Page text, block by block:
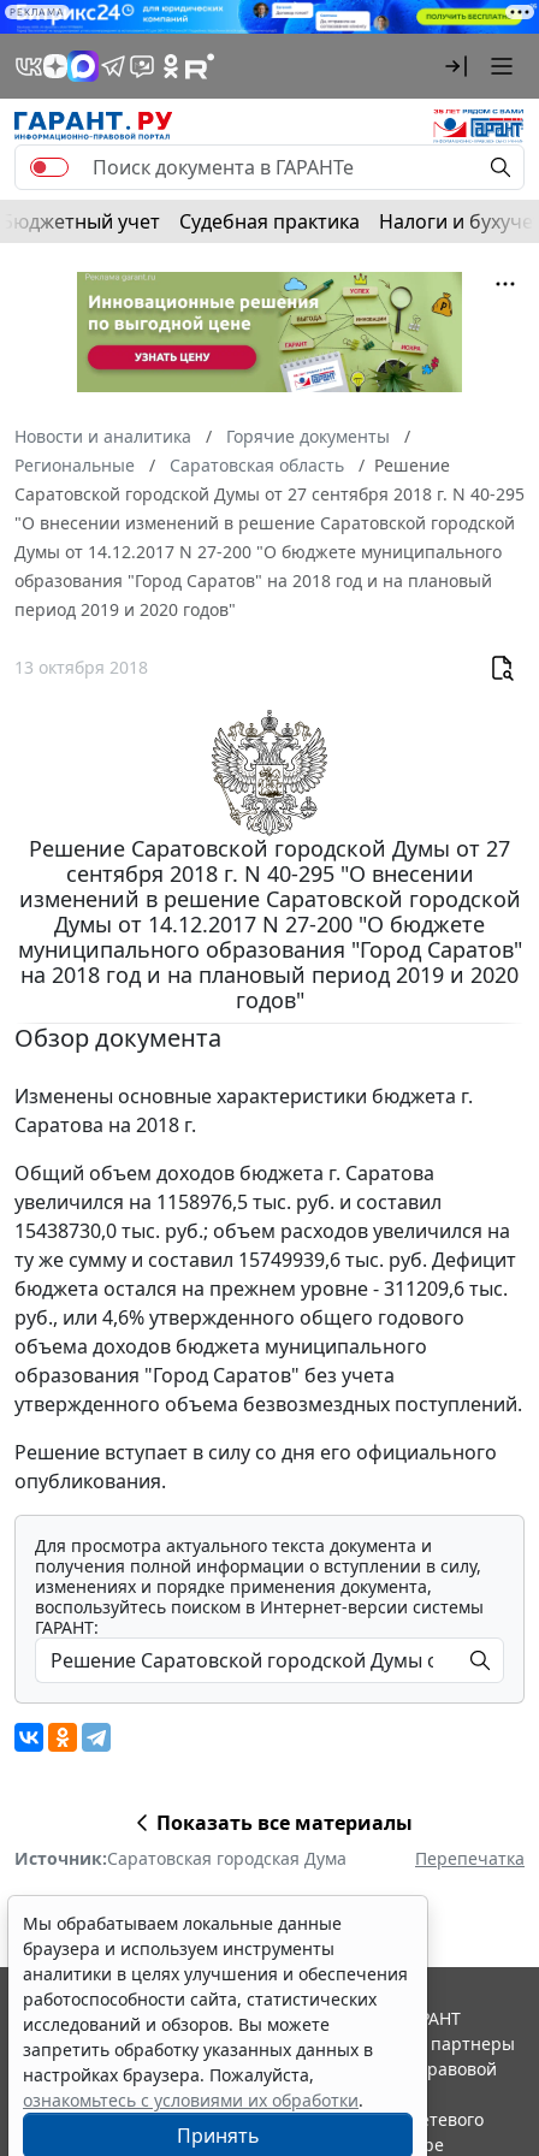
РЕКЛАМА
Бюджетный учет Судебная практика Налоги и
Новости и аналитика
Горячие документы
Региональные
Саратовская область
Решение
Саратовской городской Думы от 27 сентября 2018 г. N 40-295
"О внесении изменений в решение Саратовской городской
Думы от 14.12.2017 N 27-200 "О бюджете муниципального
образования "Город Саратов" на 2018 год и на плановый
период 2019 и 2020 годов"
13 октября 2018
Решение Саратовской городской Думы от 27
сентября 2018 г. N 40-295 "О внесении
изменений в решение Саратовской городской
Думы от 14.12.2017 N 27-200 "О бюджете
муниципального образования "Город Саратов"
на 2018 год и на плановый период 2019 и 2020
годов"
Обзор документа
Изменены основные характеристики бюджета г.
Саратова на 2018 г.
Общий объем доходов бюджета г. Саратова
увеличился на 1158976,5 тыс. руб. и составил
15438730,0 тыс. руб.; объем расходов увеличился на
ту же сумму и составил 15749939,6 тыс. руб. Дефицит
бюджета остался на прежнем уровне - 311209,6 тыс.
руб., или 4,6% утвержденного общего годового
объема доходов бюджета муниципального
образования "Город Саратов" без учета
утвержденного объема безвозмездных поступлений.
Решение вступает в силу со дня его официального
опубликования.
Для просмотра актуального текста документа и
получения полной информации о вступлении в силу,
изменениях и порядке применения документа,
воспользуйтесь поиском в Интернет-версии системы
ГАРАНТ:
Показать все материалы
Источник:Саратовская городская Дума Перепечатка
Мы обрабатываем локальные данные
браузера и используем инструменты
аналитики в целях улучшения и обеспечения
работоспособности сайта, статистических
исследований и обзоров. Вы можете
запретить обработку указанных данных в
настройках браузера. Пожалуйста,
ознакомьтесь с условиями их обработки.
Принять
© ООО "НПП "ГАРАНТ-СЕРВИС", 2026. Система ГАРАНТ
выпускается с 1990 года. Компания "Гарант" и ее партнеры
являются участниками Российской ассоциации правовой
информации ГАРАНТ.
Портал ГАРАНТ.РУ зарегистрирован в качестве сетевого
издания Федеральной службой по надзору в сфере